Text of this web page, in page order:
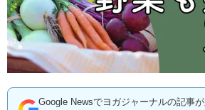
Google Newsでヨガジャーナルの記事が